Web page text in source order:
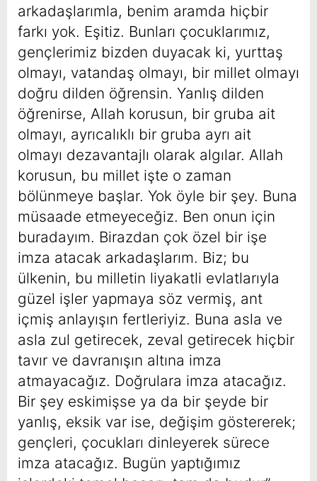
arkadaşlarımla, benim aramda hiçbir
farkı yok. Eşitiz. Bunları çocuklarımız,
gençlerimiz bizden duyacak ki, yurttaş
olmayı, vatandaş olmayı, bir millet olmayı
doğru dilden öğrensin. Yanlış dilden
öğrenirse, Allah korusun, bir gruba ait
olmayı, ayrıcalıklı bir gruba ayrı ait
olmayı dezavantajlı olarak algılar. Allah
korusun, bu millet işte o zaman
bölünmeye başlar. Yok öyle bir şey. Buna
müsaade etmeyeceğiz. Ben onun için
buradayım. Birazdan çok özel bir işe
imza atacak arkadaşlarım. Biz; bu
ülkenin, bu milletin liyakatli evlatlarıyla
güzel işler yapmaya söz vermiş, ant
içmiş anlayışın fertleriyiz. Buna asla ve
asla zul getirecek, zeval getirecek hiçbir
tavır ve davranışın altına imza
atmayacağız. Doğrulara imza atacağız.
Bir şey eskimişse ya da bir şeyde bir
yanlış, eksik var ise, değişim göstererek;
gençleri, çocukları dinleyerek sürece
imza atacağız. Bugün yaptığımız